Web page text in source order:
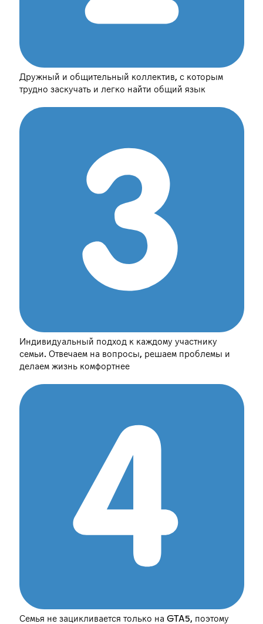
Дружный и общительный коллектив, с которым
трудно заскучать и легко найти общий язык
Индивидуальный подход к каждому участнику
семьи. Отвечаем на вопросы, решаем проблемы и
делаем жизнь комфортнее
Семья не зацикливается только на GTA5, поэтому